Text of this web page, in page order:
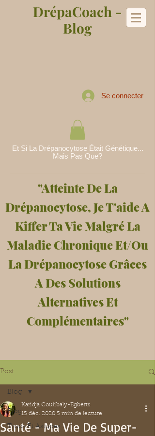
DrépaCoach -
Blog
Se connecter
Et Si La Drépanocytose Était Génétique...
Mais Pas Que?
"Atteinte De La
Drépanocytose, Je T'aide A
Kiffer Ta Vie Malgré La
Maladie Chronique Et/Ou
La Drépanocytose Grâces
A Des Solutions
Alternatives Et
Complémentaires"
Post
Blog
Trucs Et Astuces
Blog
Santé - Ma Vie De Super-
Karidja Coulibaly-Egberts
15 déc. 2020 5 min de lecture